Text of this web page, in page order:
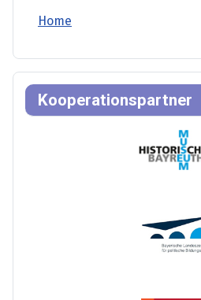
Home
Kooperationspartner